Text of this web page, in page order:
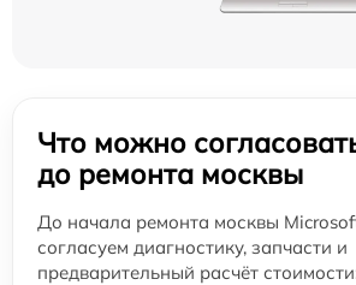
Что можно
до ремонта москвы
До начала ремонта москвы
согласуем диагностику, запчасти и
предварительный расчёт